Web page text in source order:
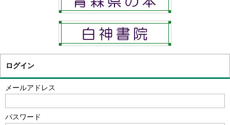
ログイン
メールアドレス
パスワード